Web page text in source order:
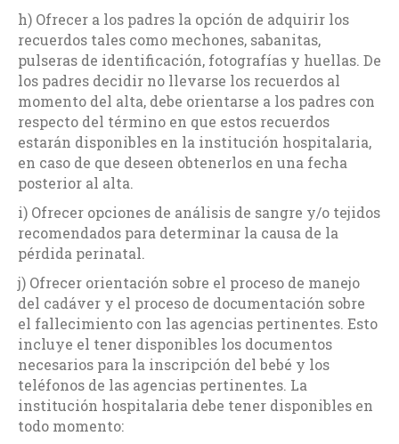
h) Ofrecer a los padres la opción de adquirir los
recuerdos tales como mechones, sabanitas,
pulseras de identificación, fotografías y huellas. De
los padres decidir no llevarse los recuerdos al
momento del alta, debe orientarse a los padres con
respecto del término en que estos recuerdos
estarán disponibles en la institución hospitalaria,
en caso de que deseen obtenerlos en una fecha
posterior al alta.
i) Ofrecer opciones de análisis de sangre y/o tejidos
recomendados para determinar la causa de la
pérdida perinatal.
j) Ofrecer orientación sobre el proceso de manejo
del cadáver y el proceso de documentación sobre
el fallecimiento con las agencias pertinentes. Esto
incluye el tener disponibles los documentos
necesarios para la inscripción del bebé y los
teléfonos de las agencias pertinentes. La
institución hospitalaria debe tener disponibles en
todo momento: